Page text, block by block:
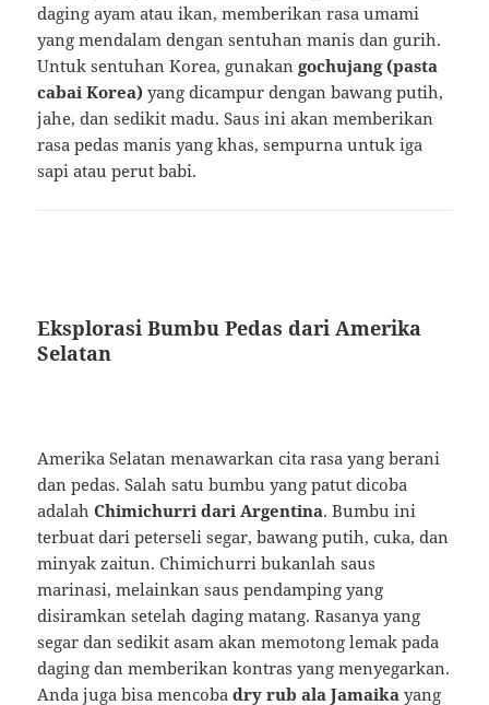
daging ayam atau ikan, memberikan rasa umami
yang mendalam dengan sentuhan manis dan gurih.
Untuk sentuhan Korea, gunakangochujang (pasta
cabai Korea) yang dicampur dengan bawang putih,
jahe, dan sedikit madu. Saus ini akan memberikan
rasa pedas manis yang khas, sempurna untuk iga
sapi atau perut babi.
Eksplorasi Bumbu Pedas dari Amerika
Selatan
Amerika Selatan menawarkan cita rasa yang berani
dan pedas. Salah satu bumbu yang patut dicoba
adalahChimichurri dari Argentina. Bumbu ini
terbuat dari peterseli segar, bawang putih, cuka, dan
minyak zaitun. Chimichurri bukanlah saus
marinasi, melainkan saus pendamping yang
disiramkan setelah daging matang. Rasanya yang
segar dan sedikit asam akan memotong lemak pada
daging dan memberikan kontras yang menyegarkan.
Anda juga bisa mencobadry rub ala Jamaika yang